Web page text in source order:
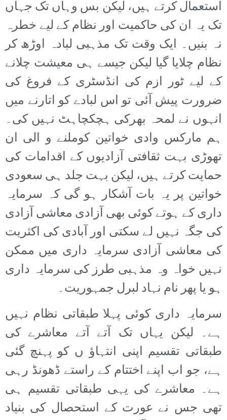
استعمال کرتے ہیں، لیکن بس وہاں تک جہاں
تک یہ ان کی حاکمیت اور نظام کے لیے خطرہ
نہ بنیں۔ ایک وقت تک مذہبی لبادہ اوڑھ کر
نظام چلایا گیا لیکن جیسے ہی معیشت چلانے
کے لیے ٹور ازم کی انڈسٹری کے فروغ کی
ضرورت پیش آئی تو اس لبادے کو اتارنے میں
انہوں نے لمحہ بھرکی ہچکچاہٹ نہیں کی۔
ہم مارکس وادی خواتین کوملنے و الی ان
تھوڑی بہت ثقافتی آزادیوں کے اقدامات کی
حمایت کرتے ہیں، لیکن بہت جلد ہی سعودی
خواتین پر یہ بات آشکار ہو گی کہ سرمایہ
داری کے ہوتے کوئی بھی آزادی معاشی آزادی
کی جگہ نہیں لے سکتی اور آبادی کی اکثریت
کی معاشی آزادی سرمایہ داری میں ممکن
نہیں خواہ وہ مذہبی طرز کی سرمایہ داری
ہو یا پھر نام نہاد لبرل جمہوریت۔
سرمایہ داری کوئی پہلا طبقاتی نظام نہیں
ہے۔ لیکن یہاں تک آتے آتے معاشرے کی
طبقاتی تقسیم اپنی انتہاؤ ں کو پہنچ گئی
ہے، جو اب اپنے اختتام کے راستے ڈھونڈ رہی
ہے۔ معاشرے کی یہی طبقاتی تقسیم ہی
تھی جس نے عورت کے استحصال کی بنیاد